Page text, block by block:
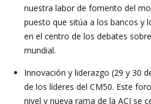
nuestra labor de fomento del
puesto que sitúa a los bancos y
en el centro de los debates
mundial.
Innovación y liderazgo (29 y 30
de los líderes del CM50. Este
nivel y nueva rama de la ACI se